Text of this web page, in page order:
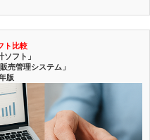
ト比較
ソフト」
売管理システム」
版